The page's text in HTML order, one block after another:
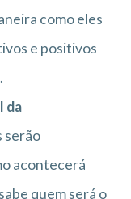
como eles
e positivos
da
serão
acontecerá
quem será o